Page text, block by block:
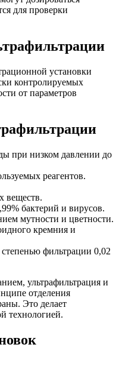
для проверки
установки
контролируемых
от параметров
при низком давлении до
реагентов.
веществ.
бактерий и вирусов.
мутности и цветности.
кремния и
фильтрации 0,02
ультрафильтрация и
отделения
Это делает
технологией.